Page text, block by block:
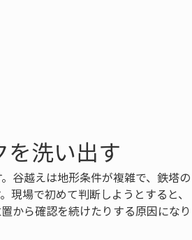
洗い出す
谷越えは地形条件が複雑で、鉄塔の
場で初めて判断しようとすると、
から確認を続けたりする原因になり